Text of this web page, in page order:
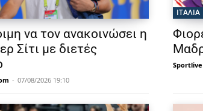
να τον ανακοινώσει η
Σίτι με διετές
- 07/08/2026 19:10
ΙΤΑΛΙΑ